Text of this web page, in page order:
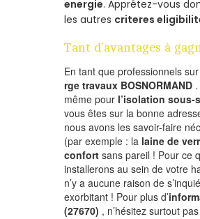
energie. Apprêtez-vous
les autres criteres
Tant d’avantages à
En tant que professionnels
rge travaux BOSNORMAND
même pour l’isolation sous-
vous êtes sur la bonne
nous avons les savoir-faire
(par exemple : la laine de
confort sans pareil ! Pour ce
installerons au sein de votre
n’y a aucune raison de
exorbitant ! Pour plus d’
(27670) , n’hésitez surtout